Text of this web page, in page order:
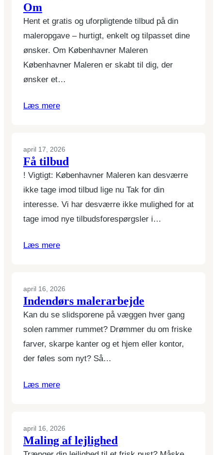
Om
Hent et gratis og uforpligtende tilbud på din
maleropgave – hurtigt, enkelt og tilpasset dine
ønsker. Om Københavner Maleren
Københavner Maleren er skabt til dig, der
ønsker et…
Læs mere
april 17, 2026
Få tilbud
! Vigtigt: Københavner Maleren kan desværre
ikke tage imod tilbud lige nu Tak for din
interesse. Vi har desværre ikke mulighed for at
tage imod nye tilbudsforespørgsler i…
Læs mere
april 16, 2026
Indendørs malerarbejde
Kan du se slidsporene på væggen hver gang
solen rammer rummet? Drømmer du om friske
farver, skarpe kanter og et hjem eller kontor,
der føles som nyt? Så…
Læs mere
april 16, 2026
Maling af lejlighed